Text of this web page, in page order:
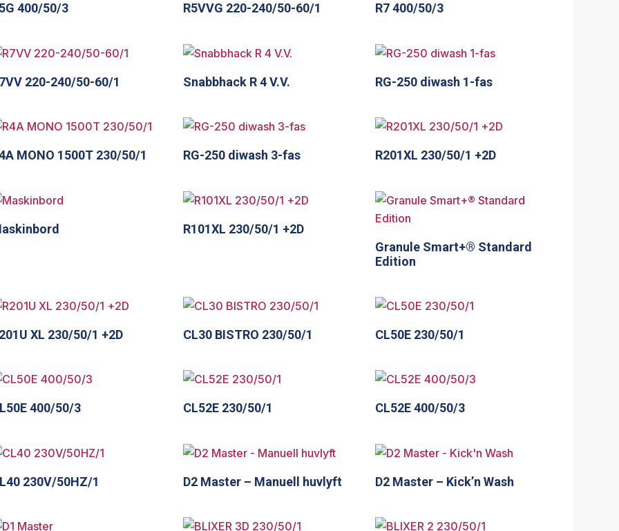
400/50/3 R5VVG 220-240/50-60/1 R7 400/50/3
220-240/50-60/1 Snabbhack R 4 V.V. RG-250 diwash 1-fas
MONO 1500T 230/50/1 RG-250 diwash 3-fas R201XL 230/50/1 +2D
R101XL 230/50/1 +2D
Granule Smart+® Standard
Edition
XL 230/50/1 +2D CL30 BISTRO 230/50/1 CL50E 230/50/1
400/50/3 CL52E 230/50/1 CL52E 400/50/3
230V/50HZ/1 D2 Master – Manuell huvlyft D2 Master – Kick’n Wash